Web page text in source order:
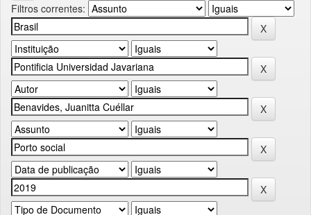
Filtros correntes: